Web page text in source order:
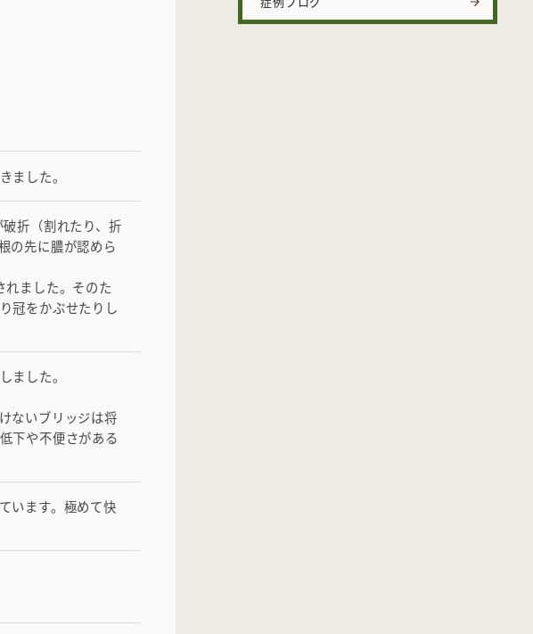
ました。
折（割れたり、折
の先に膿が認めら
れました。そのた
冠をかぶせたりし
ました。
ないブリッジは将
下や不便さがある
います。極めて快